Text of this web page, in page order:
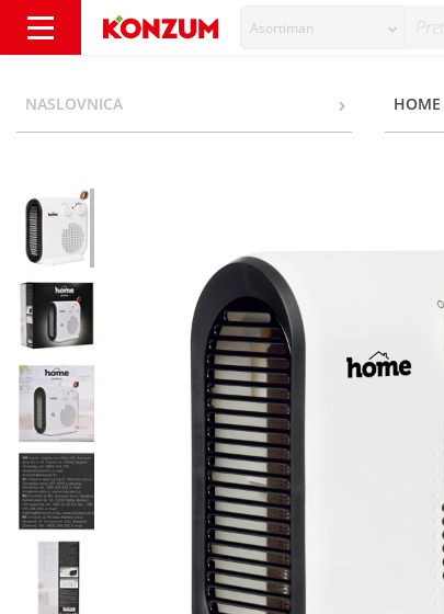
Asortiman
NASLOVNICA HOME